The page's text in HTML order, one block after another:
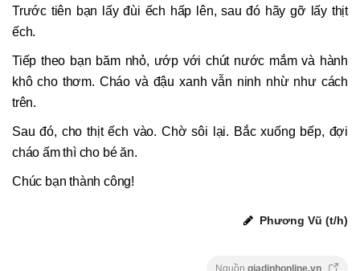
Trước tiên bạn lấy đùi ếch hấp lên, sau đó hãy gỡ lấy thịt
ếch.
Tiếp theo bạn băm nhỏ, ướp với chút nước mắm và hành
khô cho thơm. Cháo và đậu xanh vẫn ninh nhừ như cách
trên.
Sau đó, cho thịt ếch vào. Chờ sôi lại. Bắc xuống bếp, đợi
cháo ấm thì cho bé ăn.
Chúc bạn thành công!
Phương Vũ (t/h)
Nguồn giadinhonline.vn